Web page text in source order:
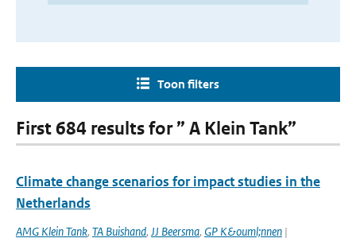
Toon filters
First 684 results for ” A Klein Tank”
Climate change scenarios for impact studies in the
Netherlands
AMG Klein Tank, TA Buishand, JJ Beersma, GP K&ouml;nnen |